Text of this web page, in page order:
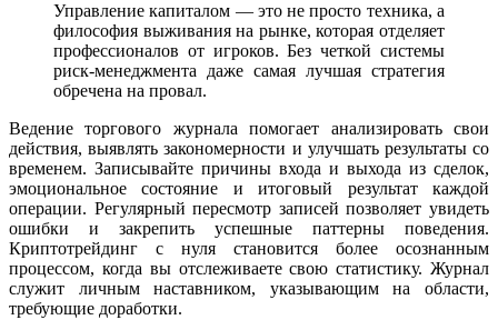
Управление капиталом — это не просто техника, а
философия выживания на рынке, которая отделяет
профессионалов от игроков. Без четкой системы
риск-менеджмента даже самая лучшая стратегия
обречена на провал.
Ведение торгового журнала помогает анализировать свои
действия, выявлять закономерности и улучшать результаты со
временем. Записывайте причины входа и выхода из сделок,
эмоциональное состояние и итоговый результат каждой
операции. Регулярный пересмотр записей позволяет увидеть
ошибки и закрепить успешные паттерны поведения.
Криптотрейдинг с нуля становится более осознанным
процессом, когда вы отслеживаете свою статистику. Журнал
служит личным наставником, указывающим на области,
требующие доработки.